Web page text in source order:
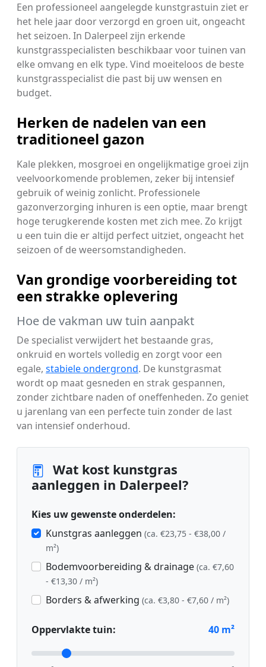
Een professioneel aangelegde kunstgrastuin ziet er
het hele jaar door verzorgd en groen uit, ongeacht
het seizoen. In Dalerpeel zijn erkende
kunstgrasspecialisten beschikbaar voor tuinen van
elke omvang en elk type. Vind moeiteloos de beste
kunstgrasspecialist die past bij uw wensen en
budget.
Herken de nadelen van een
traditioneel gazon
Kale plekken, mosgroei en ongelijkmatige groei zijn
veelvoorkomende problemen, zeker bij intensief
gebruik of weinig zonlicht. Professionele
gazonverzorging inhuren is een optie, maar brengt
hoge terugkerende kosten met zich mee. Zo krijgt
u een tuin die er altijd perfect uitziet, ongeacht het
seizoen of de weersomstandigheden.
Van grondige voorbereiding tot
een strakke oplevering
Hoe de vakman uw tuin aanpakt
De specialist verwijdert het bestaande gras,
onkruid en wortels volledig en zorgt voor een
egale, stabiele ondergrond. De kunstgrasmat
wordt op maat gesneden en strak gespannen,
zonder zichtbare naden of oneffenheden. Zo geniet
u jarenlang van een perfecte tuin zonder de last
van intensief onderhoud.
Wat kost kunstgras
aanleggen in Dalerpeel?
Kies uw gewenste onderdelen:
Kunstgras aanleggen (ca. €23,75 - €38,00 /
m²)
Bodemvoorbereiding & drainage (ca. €7,60
- €13,30 / m²)
Borders & afwerking (ca. €3,80 - €7,60 / m²)
Oppervlakte tuin: 40 m²